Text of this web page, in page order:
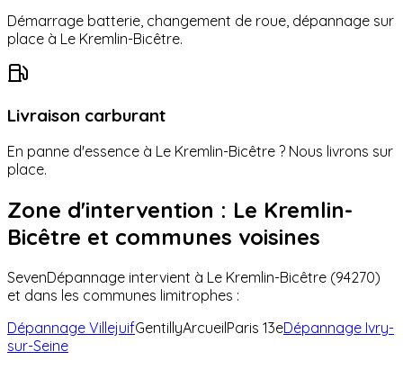
Démarrage batterie, changement de roue, dépannage sur
place à Le Kremlin-Bicêtre.
Livraison carburant
En panne d'essence à Le Kremlin-Bicêtre ? Nous livrons sur
place.
Zone d'intervention : Le Kremlin-
Bicêtre et communes voisines
SevenDépannage intervient à Le Kremlin-Bicêtre (94270)
et dans les communes limitrophes :
Dépannage VillejuifGentillyArcueilParis 13eDépannage Ivry-
sur-Seine